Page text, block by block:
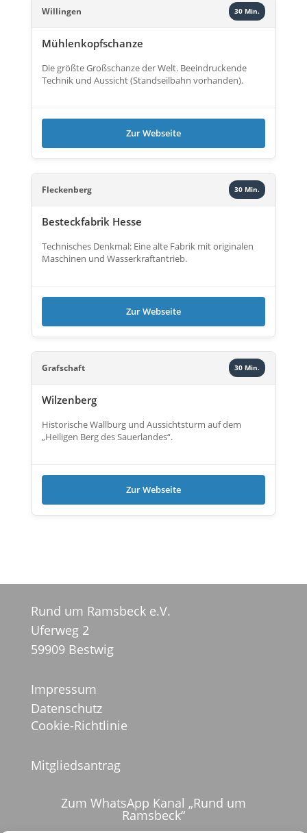
Willingen 30 Min.
Mühlenkopfschanze
Die größte Großschanze der Welt. Beeindruckende
Technik und Aussicht (Standseilbahn vorhanden).
Zur Webseite
Fleckenberg 30 Min.
Besteckfabrik Hesse
Technisches Denkmal: Eine alte Fabrik mit originalen
Maschinen und Wasserkraftantrieb.
Zur Webseite
Grafschaft 30 Min.
Wilzenberg
Historische Wallburg und Aussichtsturm auf dem
„Heiligen Berg des Sauerlandes“.
Zur Webseite
Rund um Ramsbeck e.V.
Uferweg 2
59909 Bestwig
Impressum
Datenschutz
Cookie-Richtlinie
Mitgliedsantrag
Zum WhatsApp Kanal „Rund um
Ramsbeck“